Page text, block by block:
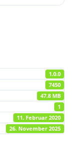
1.0.0
7450
47.8 MB
1
11. Februar 2020
26. November 2025